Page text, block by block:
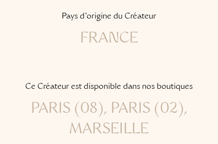
Pays d'origine du Créateur
FRANCE
Ce Créateur est disponible dans nos boutiques
PARIS (08), PARIS (02),
MARSEILLE